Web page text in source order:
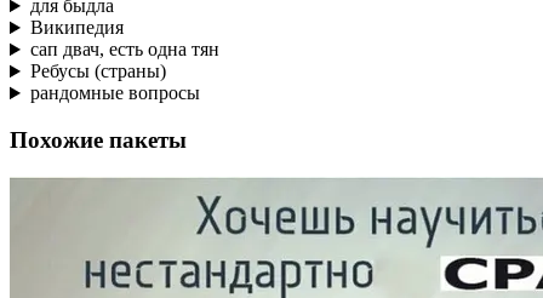
для быдла
Википедия
сап двач, есть одна тян
Ребусы (страны)
рандомные вопросы
Похожие пакеты